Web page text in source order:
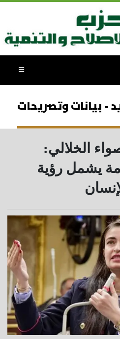
- بيانات وتصريحات
الخلالي:
يشمل رؤية